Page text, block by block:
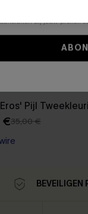
Pijl
€35,00 €
BEVEILIGEN
vereist voor een aankoop.
gebruiken om
bij jouw profiel.